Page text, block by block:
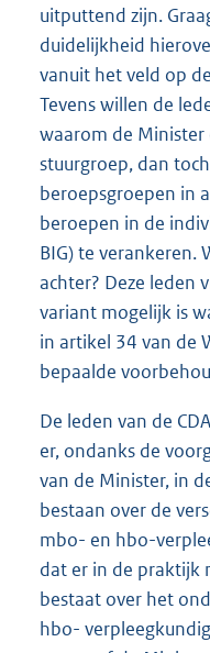
uitputtend zijn.
duidelijkheid
vanuit het veld op
Tevens willen de
waarom de Minister
stuurgroep, dan
beroepsgroepen in
beroepen in de
BIG) te verankeren.
achter? Deze leden
variant mogelijk is
in artikel 34 van de
bepaalde
De leden van de
er, ondanks de
van de Minister, in
bestaan over de
mbo- en hbo-
dat er in de praktijk
bestaat over het
hbo-